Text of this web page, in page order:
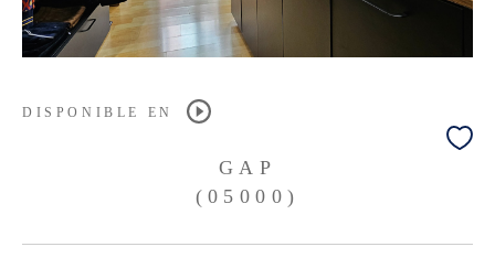
DISPONIBLE EN
GAP
(05000)